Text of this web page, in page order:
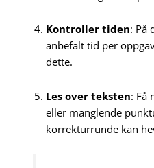
Kontroller tiden: På
anbefalt tid per
dette.
Les over teksten: Få
eller manglende
korrekturrunde kan